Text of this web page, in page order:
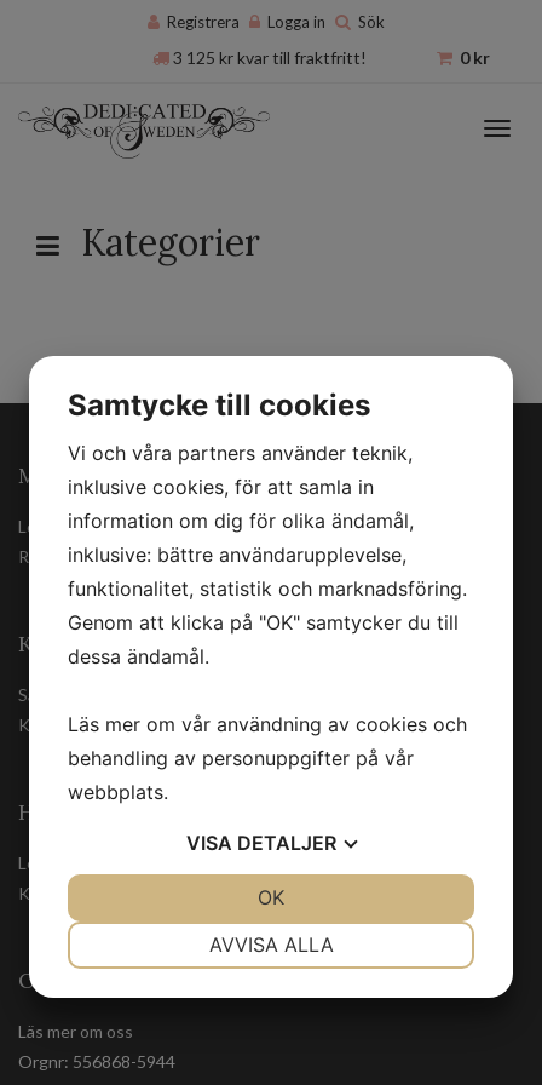
Registrera Logga in Sök
0kr
3 125 krkvar till fraktfritt!
Kategorier
MINA SIDOR
Logga in
Registrera
KUNDSERVICE
Säkerhetsdatablad
Kontakta oss
HANDLA TRYGGT
Leveranssätt
Köpvillkor
OM OSS
Läs mer om oss
Orgnr: 556868-5944
Samtycke till cookies
Vi och våra partners använder teknik,
inklusive cookies, för att samla in
information om dig för olika ändamål,
inklusive: bättre användarupplevelse,
funktionalitet, statistik och marknadsföring.
Genom att klicka på "OK" samtycker du till
dessa ändamål.
Läs mer om vår användning av cookies och
behandling av personuppgifter på vår
webbplats.
VISA DETALJER
AVVISA ALLA
OK